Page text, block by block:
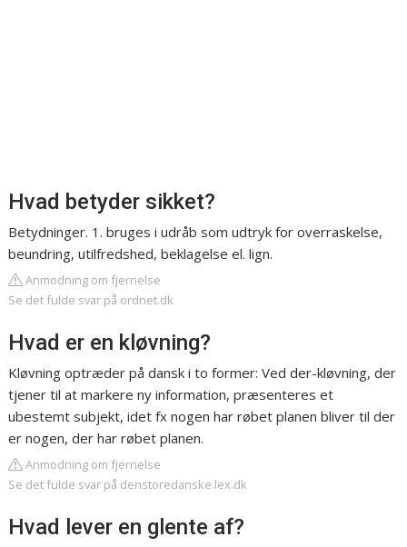
Hvad betyder sikket?
Betydninger. 1. bruges i udråb som udtryk for overraskelse,
beundring, utilfredshed, beklagelse el. lign.
Anmodning om fjernelse
Se det fulde svar på ordnet.dk
Hvad er en kløvning?
Kløvning optræder på dansk i to former: Ved der-kløvning, der
tjener til at markere ny information, præsenteres et
ubestemt subjekt, idet fx nogen har røbet planen bliver til der
er nogen, der har røbet planen.
Anmodning om fjernelse
Se det fulde svar på denstoredanske.lex.dk
Hvad lever en glente af?